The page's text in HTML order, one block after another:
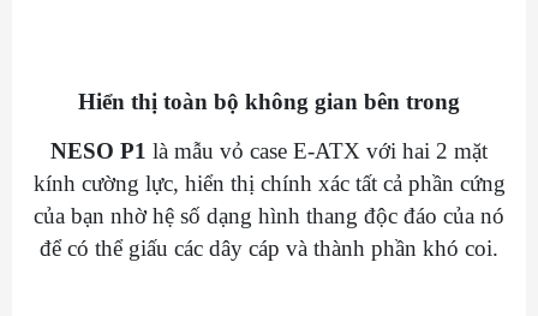
Hiển thị toàn bộ không gian bên trong
NESO P1 là mẫu vỏ case E-ATX với hai 2 mặt
kính cường lực, hiển thị chính xác tất cả phần cứng
của bạn nhờ hệ số dạng hình thang độc đáo của nó
để có thể giấu các dây cáp và thành phần khó coi.